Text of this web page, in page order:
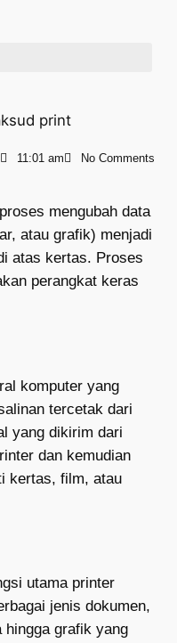
11:01 am No Comments
mengubah data
atau grafik) menjadi
atas kertas. Proses
perangkat keras
komputer yang
tercetak dari
yang dikirim dari
dan kemudian
kertas, film, atau
utama printer
jenis dokumen,
hingga grafik yang